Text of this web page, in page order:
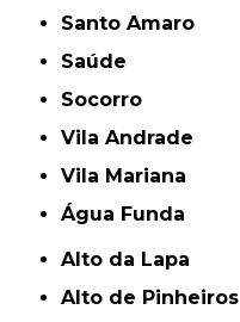
Santo Amaro
Saúde
Socorro
Vila Andrade
Vila Mariana
Água Funda
Alto da Lapa
Alto de Pinheiros